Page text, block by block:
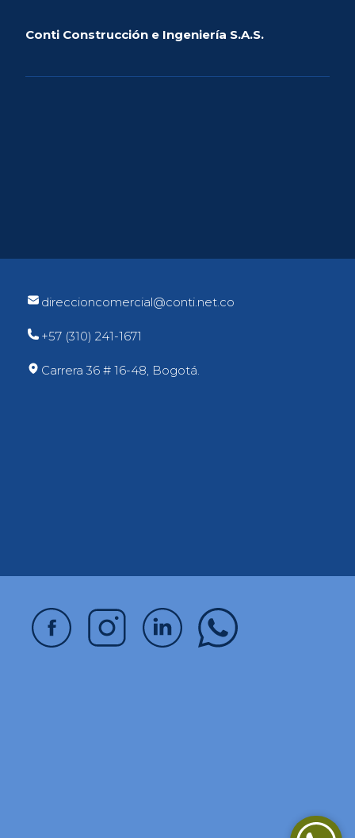
Conti Construcción e Ingeniería S.A.S.
direccioncomercial@conti.net.co
+57 (310) 241-1671
Carrera 36 # 16-48, Bogotá.